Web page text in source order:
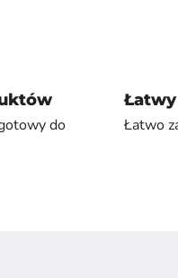
do
Łatwo